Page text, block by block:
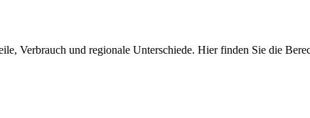
Verbrauch und regionale Unterschiede. Hier finden Sie die